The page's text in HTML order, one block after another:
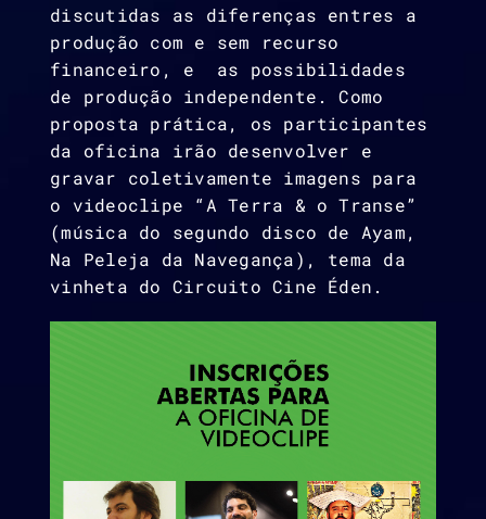
discutidas as diferenças entres a
produção com e sem recurso
financeiro, e as possibilidades
de produção independente. Como
proposta prática, os participantes
da oficina irão desenvolver e
gravar coletivamente imagens para
o videoclipe “A Terra & o Transe”
(música do segundo disco de Ayam,
Na Peleja da Navegança), tema da
vinheta do Circuito Cine Éden.